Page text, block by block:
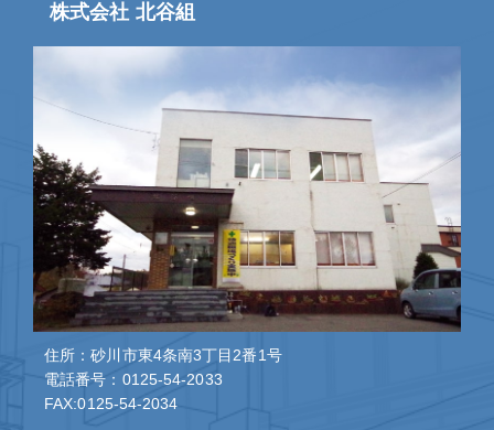
株式会社 北谷組
住所：砂川市東4条南3丁目2番1号
電話番号：0125-54-2033
FAX:0125-54-2034